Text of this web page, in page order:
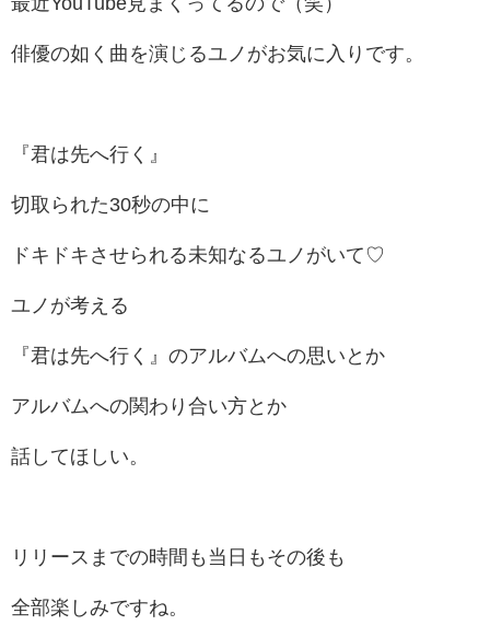
俳優の如く曲を演じるユノがお気に入りです。
『君は先へ行く』
切取られた30秒の中に
ドキドキさせられる未知なるユノがいて♡
ユノが考える
『君は先へ行く』のアルバムへの思いとか
アルバムへの関わり合い方とか
話してほしい。
リリースまでの時間も当日もその後も
全部楽しみですね。